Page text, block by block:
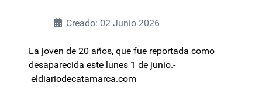
Creado: 02 Junio 2026
La joven de 20 años, que fue reportada como
desaparecida este lunes 1 de junio.-
eldiariodecatamarca.com